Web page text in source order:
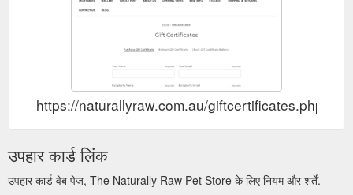
https://naturallyraw.com.au/giftcertificates.php
उपहार कार्ड लिंक
उपहार कार्ड वेब पेज, The Naturally Raw Pet Store के लिए नियम और शर्तें.